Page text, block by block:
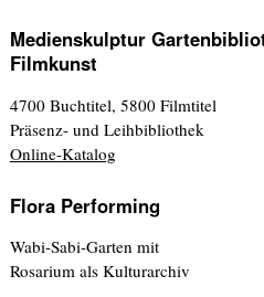
Medienskulptur
Filmkunst
4700 Buchtitel, 5800 Filmtitel
Präsenz- und Leihbibliothek
Online-Katalog
Flora Performing
Wabi-Sabi-Garten mit
Rosarium als Kulturarchiv